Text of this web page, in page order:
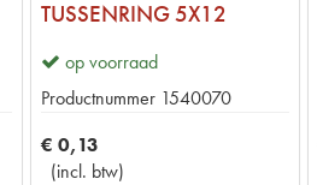
TUSSENRING 5X12
op voorraad
Productnummer 1540070
€ 0,13
(incl. btw)